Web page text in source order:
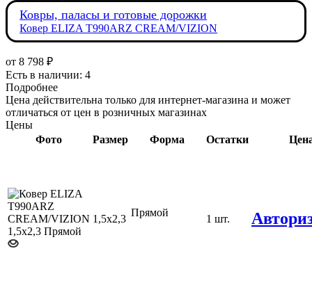
Ковры, паласы и готовые дорожки
Ковер ELIZA T990ARZ CREAM/VIZION
от 8 798 ₽
Есть в наличии: 4
Подробнее
Цена действительна только для интернет-магазина и может
отличаться от цен в розничных магазинах
Цены
Фото
Размер Форма Остатки
1,5х2,3
Прямой
1 шт.